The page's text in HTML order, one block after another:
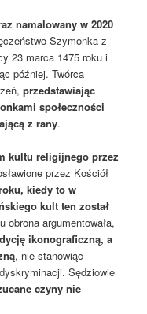
namalowany w 2020
Szymonka z
23 marca 1475 roku i
później. Twórca
przedstawiając
społeczności
z rany.
kultu religijnego przez
przez Kościół
kiedy to w
kult ten został
obrona argumentowała,
ikonograficzną, a
, nie stanowiąc
Sędziowie
czyny nie